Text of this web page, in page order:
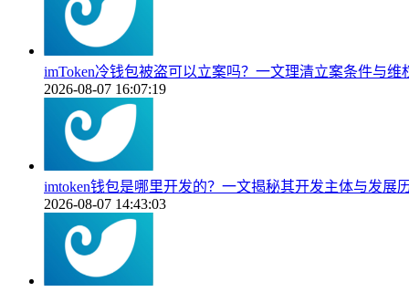
imToken冷钱包被盗可以立案吗？一文理清立案条件与维
2026-08-07 16:07:19
imtoken钱包是哪里开发的？一文揭秘其开发主体与发展
2026-08-07 14:43:03